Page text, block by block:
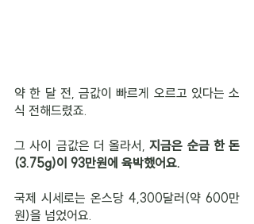
약 한 달 전, 금값이 빠르게 오르고 있다는 소
식 전해드렸죠.
그 사이 금값은 더 올라서, 지금은 순금 한 돈
(3.75g)이 93만원에 육박했어요.
국제 시세로는 온스당 4,300달러(약 600만
원)을 넘었어요.